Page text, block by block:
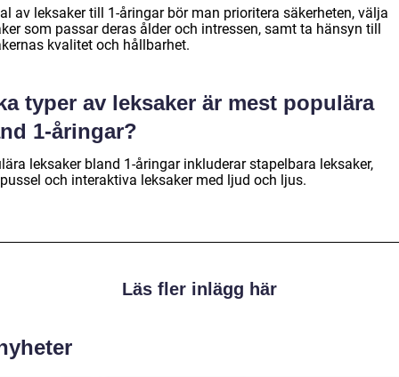
av leksaker till 1-åringar bör man prioritera säkerheten, välja
som passar deras ålder och intressen, samt ta hänsyn till
kvalitet och hållbarhet.
typer av leksaker är mest populära
1-åringar?
leksaker bland 1-åringar inkluderar stapelbara leksaker,
och interaktiva leksaker med ljud och ljus.
Läs fler inlägg här